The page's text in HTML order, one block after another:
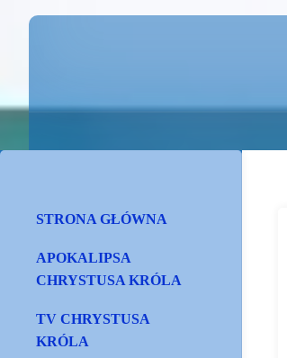
STRONA GŁÓWNA
APOKALIPSA
CHRYSTUSA KRÓLA
TV CHRYSTUSA
KRÓLA